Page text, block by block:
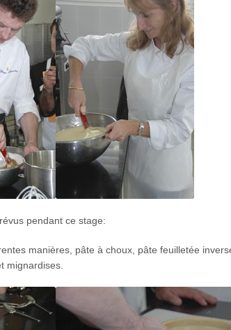
pendant ce stage:
manières, pâte à choux, pâte feuilletée
mignardises.